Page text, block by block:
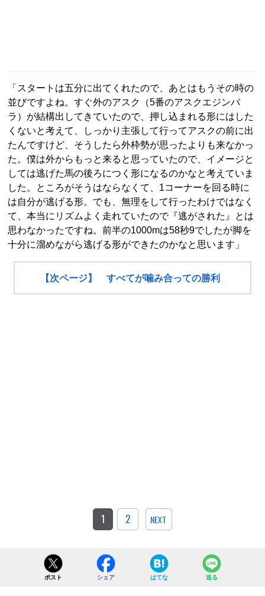
「スタートは五分に出てくれたので、あとはもうその時の
並びですよね。すぐ外のアスク（5番のアスクエジンバ
ラ）が結構出してきていたので、押し込まれる形にはした
くないと考えて、しっかり主張して行ってアスクの前に出
たんですけど、そうしたら外枠勢が思ったよりも来なかっ
た。僕は外からもっと来ると思っていたので、イメージと
しては逃げた馬の後ろにつく形になるのかなと考えていま
した。ところがそうはならなくて、1コーナーを回る時に
は自分が逃げる形。でも、無理をして行ったわけではなく
て、本当にリズムよく走れていたので『逃がされた』とは
思わなかったですね。前半の1000mは58秒9でしたが脚を
十分に溜めながら逃げる形ができたのかなと思います」
【次ページ】 すべてが噛み合っての勝利
1 2 NEXT
ポスト シェア はてな 送る